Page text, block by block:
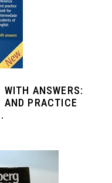
ANSWERS:
AND PRACTICE